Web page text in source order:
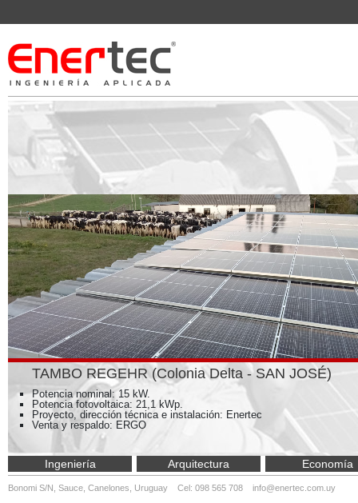
TAMBO REGEHR (Colonia Delta - SAN JOSÉ)
Potencia nominal: 15 kW.
Potencia fotovoltaica: 21,1 kWp.
Proyecto, dirección técnica e instalación: Enertec
Venta y respaldo: ERGO
Ingeniería Arquitectura Economía
Bonomi S/N, Sauce, Canelones, Uruguay Cel: 098 565 708 info@enertec.com.uy